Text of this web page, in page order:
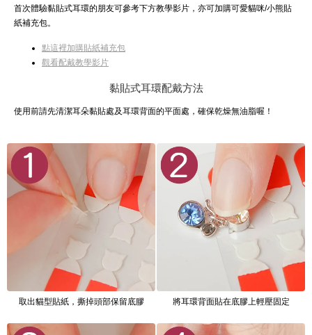
首次體驗黏貼式耳環的朋友可參考下方教學影片，亦可加購可愛貓咪/小熊貼
紙補充包。
點這裡加購貼紙補充包
觀看配戴教學影片
黏貼式耳環配戴方法
使用前請先清潔耳朵黏貼處及耳環背面的平面處，確保乾燥無油脂喔！
取出貓型貼紙，撕掉頭部保留底膠 將耳環背面貼在底膠上輕壓固定